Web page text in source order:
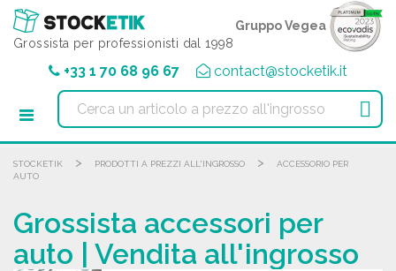
Grossista per professionisti dal 1998
Gruppo Vegea
+33 1 70 68 96 67 contact@stocketik.it

STOCKETIK > PRODOTTI A PREZZI ALL'INGROSSO >
ACCESSORIO PER
AUTO
Grossista accessori per
auto | Vendita all'ingrosso
Pannello di gestione dei cookies